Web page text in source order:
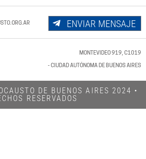
ENVIAR MENSAJE
MONTEVIDEO 919, C1019
- CIUDAD AUTÓNOMA DE BUENOS AIRES
DE BUENOS AIRES 2024​ •
RESERVADOS